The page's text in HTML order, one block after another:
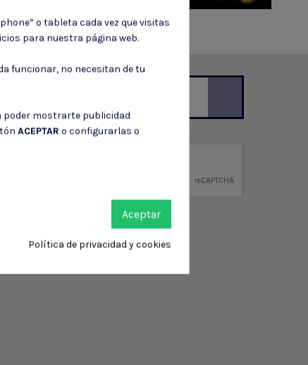
de contacto en el aviso legal.
o tableta cada vez que visitas
para nuestra página web.
funcionar, no necesitan de tu
poder mostrarte publicidad
ACEPTAR o configurarlas o
Aceptar
Política de privacidad y cookies